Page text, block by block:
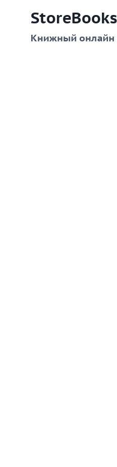
содержимому
Книжный онлайн